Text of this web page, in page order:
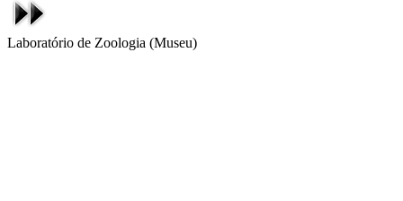
Laboratório de Zoologia (Museu)